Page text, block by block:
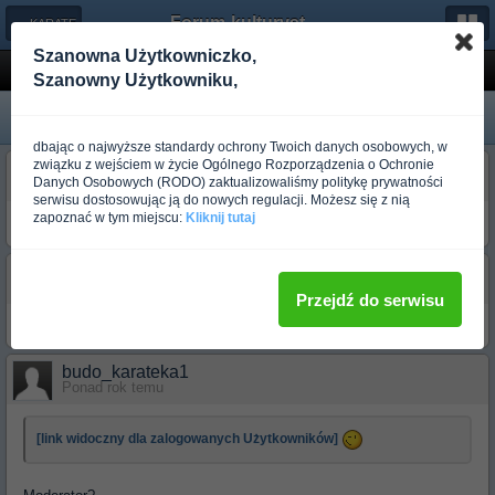
← KARATE Forum-kulturystyka.pl
mistrz karata
budo__ash_
Ponad rok temu
[link widoczny dla zalogowanych Użytkowników]
budo_karateka1
Ponad rok temu
[link widoczny dla zalogowanych Użytkowników]
Szanowna Użytkowniczko,
Szanowny Użytkowniku,
dbając o najwyższe standardy ochrony Twoich danych osobowych, w
związku z wejściem w życie Ogólnego Rozporządzenia o Ochronie
Danych Osobowych (RODO) zaktualizowaliśmy politykę prywatności
serwisu dostosowując ją do nowych regulacji. Możesz się z nią
zapoznać w tym miejscu: Kliknij tutaj
Przejdź do serwisu